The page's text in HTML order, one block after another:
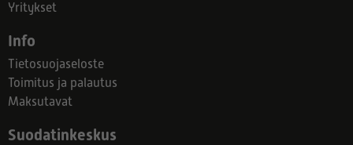
Yritykset
Info
Tietosuojaseloste
Toimitus ja palautus
Maksutavat
Suodatinkeskus